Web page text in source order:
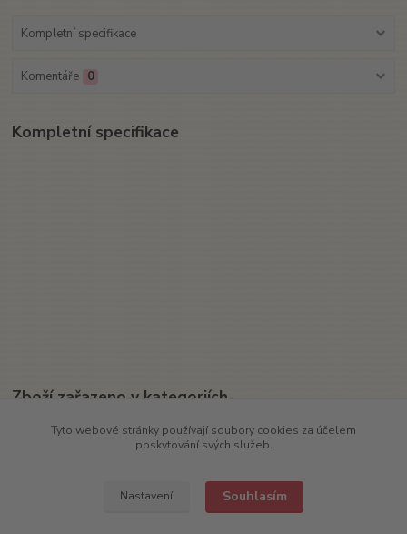
Kompletní specifikace
Komentáře 0
Kompletní specifikace
Zboží zařazeno v kategoriích
TextilTyto webové stránky používají soubory cookies za účelem
poskytování svých služeb.
Nastavení Souhlasím